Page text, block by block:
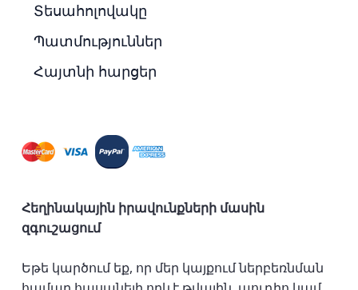
Տեսահոլովակը
Պատմություններ
Հայտնի հարցեր
Հեղինակային իրավունքների մասին
զգուշացում
Եթե կարծում եք, որ մեր կայքում ներբեռնման